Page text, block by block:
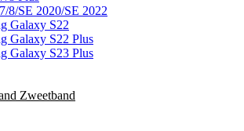
8/SE 2020/SE 2022
Galaxy S22
Galaxy S22 Plus
Galaxy S23 Plus
Zweetband